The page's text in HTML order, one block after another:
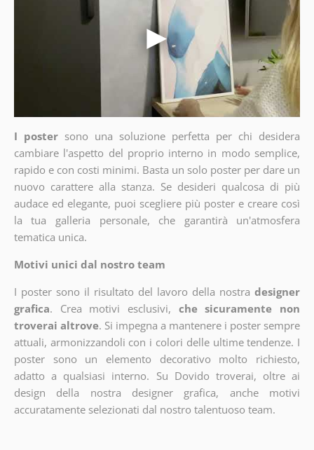
I poster sono una soluzione perfetta per chi desidera
cambiare l'aspetto del proprio interno in modo semplice,
rapido e con costi minimi. Basta un solo poster per dare un
nuovo carattere alla stanza. Se desideri qualcosa di più
audace ed elegante, puoi scegliere più poster e creare così
la tua galleria personale, che garantirà un'atmosfera
tematica unica.
Motivi unici dal nostro team
I poster sono il risultato del lavoro della nostra designer
grafica. Crea motivi esclusivi, che sicuramente non
troverai altrove. Si impegna a mantenere i poster sempre
attuali, armonizzandoli con i colori delle ultime tendenze. I
poster sono un elemento decorativo molto richiesto,
adatto a qualsiasi interno. Su Dovido troverai, oltre ai
design della nostra designer grafica, anche motivi
accuratamente selezionati dal nostro talentuoso team.